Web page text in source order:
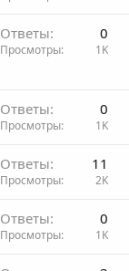
Ответы 0
Просмотры 1K
Ответы 0
Просмотры 1K
Ответы 11
Просмотры 2K
Ответы 0
Просмотры 1K